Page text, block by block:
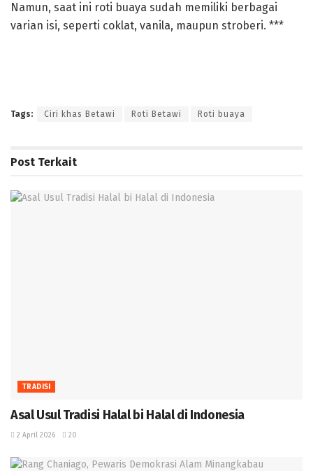
Namun, saat ini roti buaya sudah memiliki berbagai
varian isi, seperti coklat, vanila, maupun stroberi. ***
Tags: Ciri khas Betawi Roti Betawi Roti buaya
Post Terkait
TRADISI
Asal Usul Tradisi Halal bi Halal di Indonesia
2 April 2026 20